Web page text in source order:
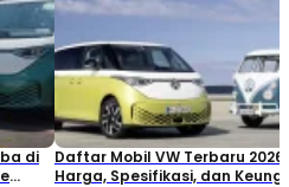
di
Daftar Mobil VW Terbaru 2026:
Harga, Spesifikasi, dan